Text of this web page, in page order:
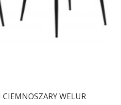
WELUR